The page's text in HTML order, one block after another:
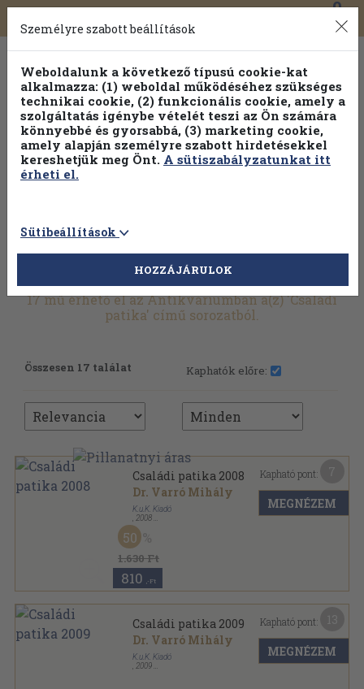
Toggle
navigation
0
Válogasson több mint 30 000 kötet közül
Hobbi témakörökben20% kedvezménnyel!
17 mű érhető el az Antikváriumban a(z) 'Családi
patika' című sorozatból.
Összesen 17 találat Kaphatók előre:
Családi patika 2008
Dr. Varró Mihály
K.u.K. Kiadó
2008
Fűzött kemény papírkötés
Családi patika sorozat
1.630 Ft
50
810 ,-Ft
Kapható pont:
MEGNÉZEM
Családi patika 2009
Dr. Varró Mihály
K.u.K. Kiadó
2009
Kapható pont:
MEGNÉZEM
Személyre szabott beállítások
Weboldalunk a következő típusú cookie-kat
alkalmazza: (1) weboldal működéséhez szükséges
technikai cookie, (2) funkcionális cookie, amely a
szolgáltatás igénybe vételét teszi az Ön számára
könnyebbé és gyorsabbá, (3) marketing cookie,
amely alapján személyre szabott hirdetésekkel
kereshetjük meg Önt. A sütiszabályzatunkat itt
érheti el.
Sütibeállítások
HOZZÁJÁRULOK